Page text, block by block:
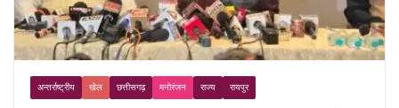
अन्तर्राष्ट्रीय खेल छत्तीसगढ़ मनोरंजन राज्य रायपुर